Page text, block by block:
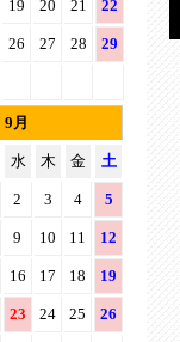
19 20 21 22
26 27 28 29
9月
水 木 金 土
2 3 4 5
9 10 11 12
16 17 18 19
23 24 25 26